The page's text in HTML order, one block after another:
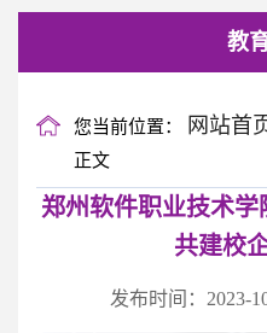
教
您当前位置： 网站首
正文
郑州软件职业技术
共建校
发布时间：2023-